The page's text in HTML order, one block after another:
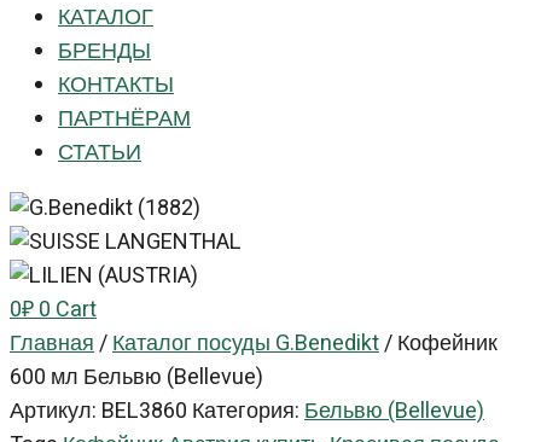
КАТАЛОГ
БРЕНДЫ
КОНТАКТЫ
ПАРТНЁРАМ
СТАТЬИ
0₽0Cart
Главная/Каталог посуды G.Benedikt/Кофейник
600 мл Бельвю (Bellevue)
Артикул: BEL3860 Категория:Бельвю (Bellevue)